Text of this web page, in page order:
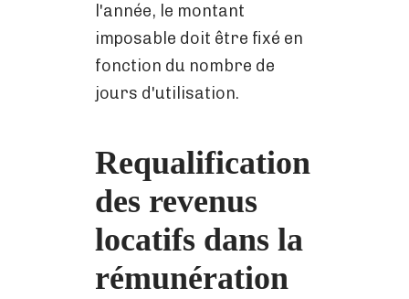
l'année, le montant
imposable doit être fixé en
fonction du nombre de
jours d'utilisation.
Requalification
des revenus
locatifs dans la
rémunération